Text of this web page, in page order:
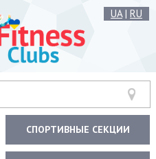
UA| RU
СПОРТИВНЫЕ СЕКЦИИ